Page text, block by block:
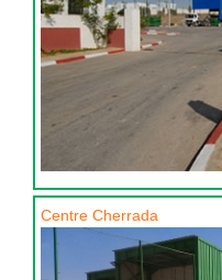
Centre Cherrada